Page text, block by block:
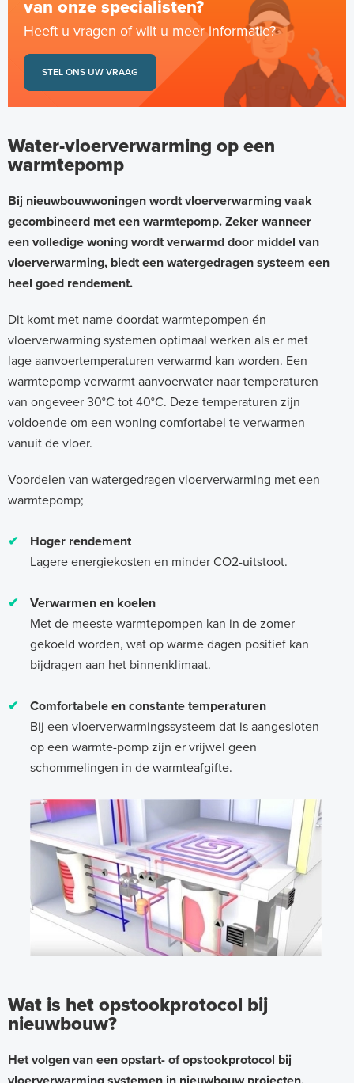
van onze specialisten?
Heeft u vragen of wilt u meer informatie?
STEL ONS UW VRAAG
Water-vloerverwarming op een
warmtepomp
Bij nieuwbouwwoningen wordt vloerverwarming vaak
gecombineerd met een warmtepomp. Zeker wanneer
een volledige woning wordt verwarmd door middel van
vloerverwarming, biedt een watergedragen systeem een
heel goed rendement.
Dit komt met name doordat warmtepompen én
vloerverwarming systemen optimaal werken als er met
lage aanvoertemperaturen verwarmd kan worden. Een
warmtepomp verwarmt aanvoerwater naar temperaturen
van ongeveer 30°C tot 40°C. Deze temperaturen zijn
voldoende om een woning comfortabel te verwarmen
vanuit de vloer.
Voordelen van watergedragen vloerverwarming met een
warmtepomp;
✔
Hoger rendement
Lagere energiekosten en minder CO2-uitstoot.
✔
Verwarmen en koelen
Met de meeste warmtepompen kan in de zomer
gekoeld worden, wat op warme dagen positief kan
bijdragen aan het binnenklimaat.
✔
Comfortabele en constante temperaturen
Bij een vloerverwarmingssysteem dat is aangesloten
op een warmte-pomp zijn er vrijwel geen
schommelingen in de warmteafgifte.
Wat is het opstookprotocol bij
nieuwbouw?
Het volgen van een opstart- of opstookprotocol bij